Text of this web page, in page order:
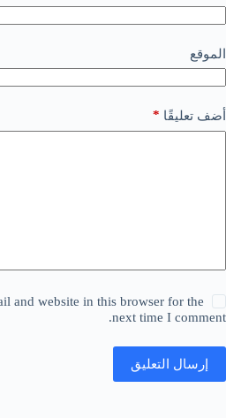
الموقع
أضف تعليقًا *
and website in this browser for the
next time I comment.
إرسال التعليق